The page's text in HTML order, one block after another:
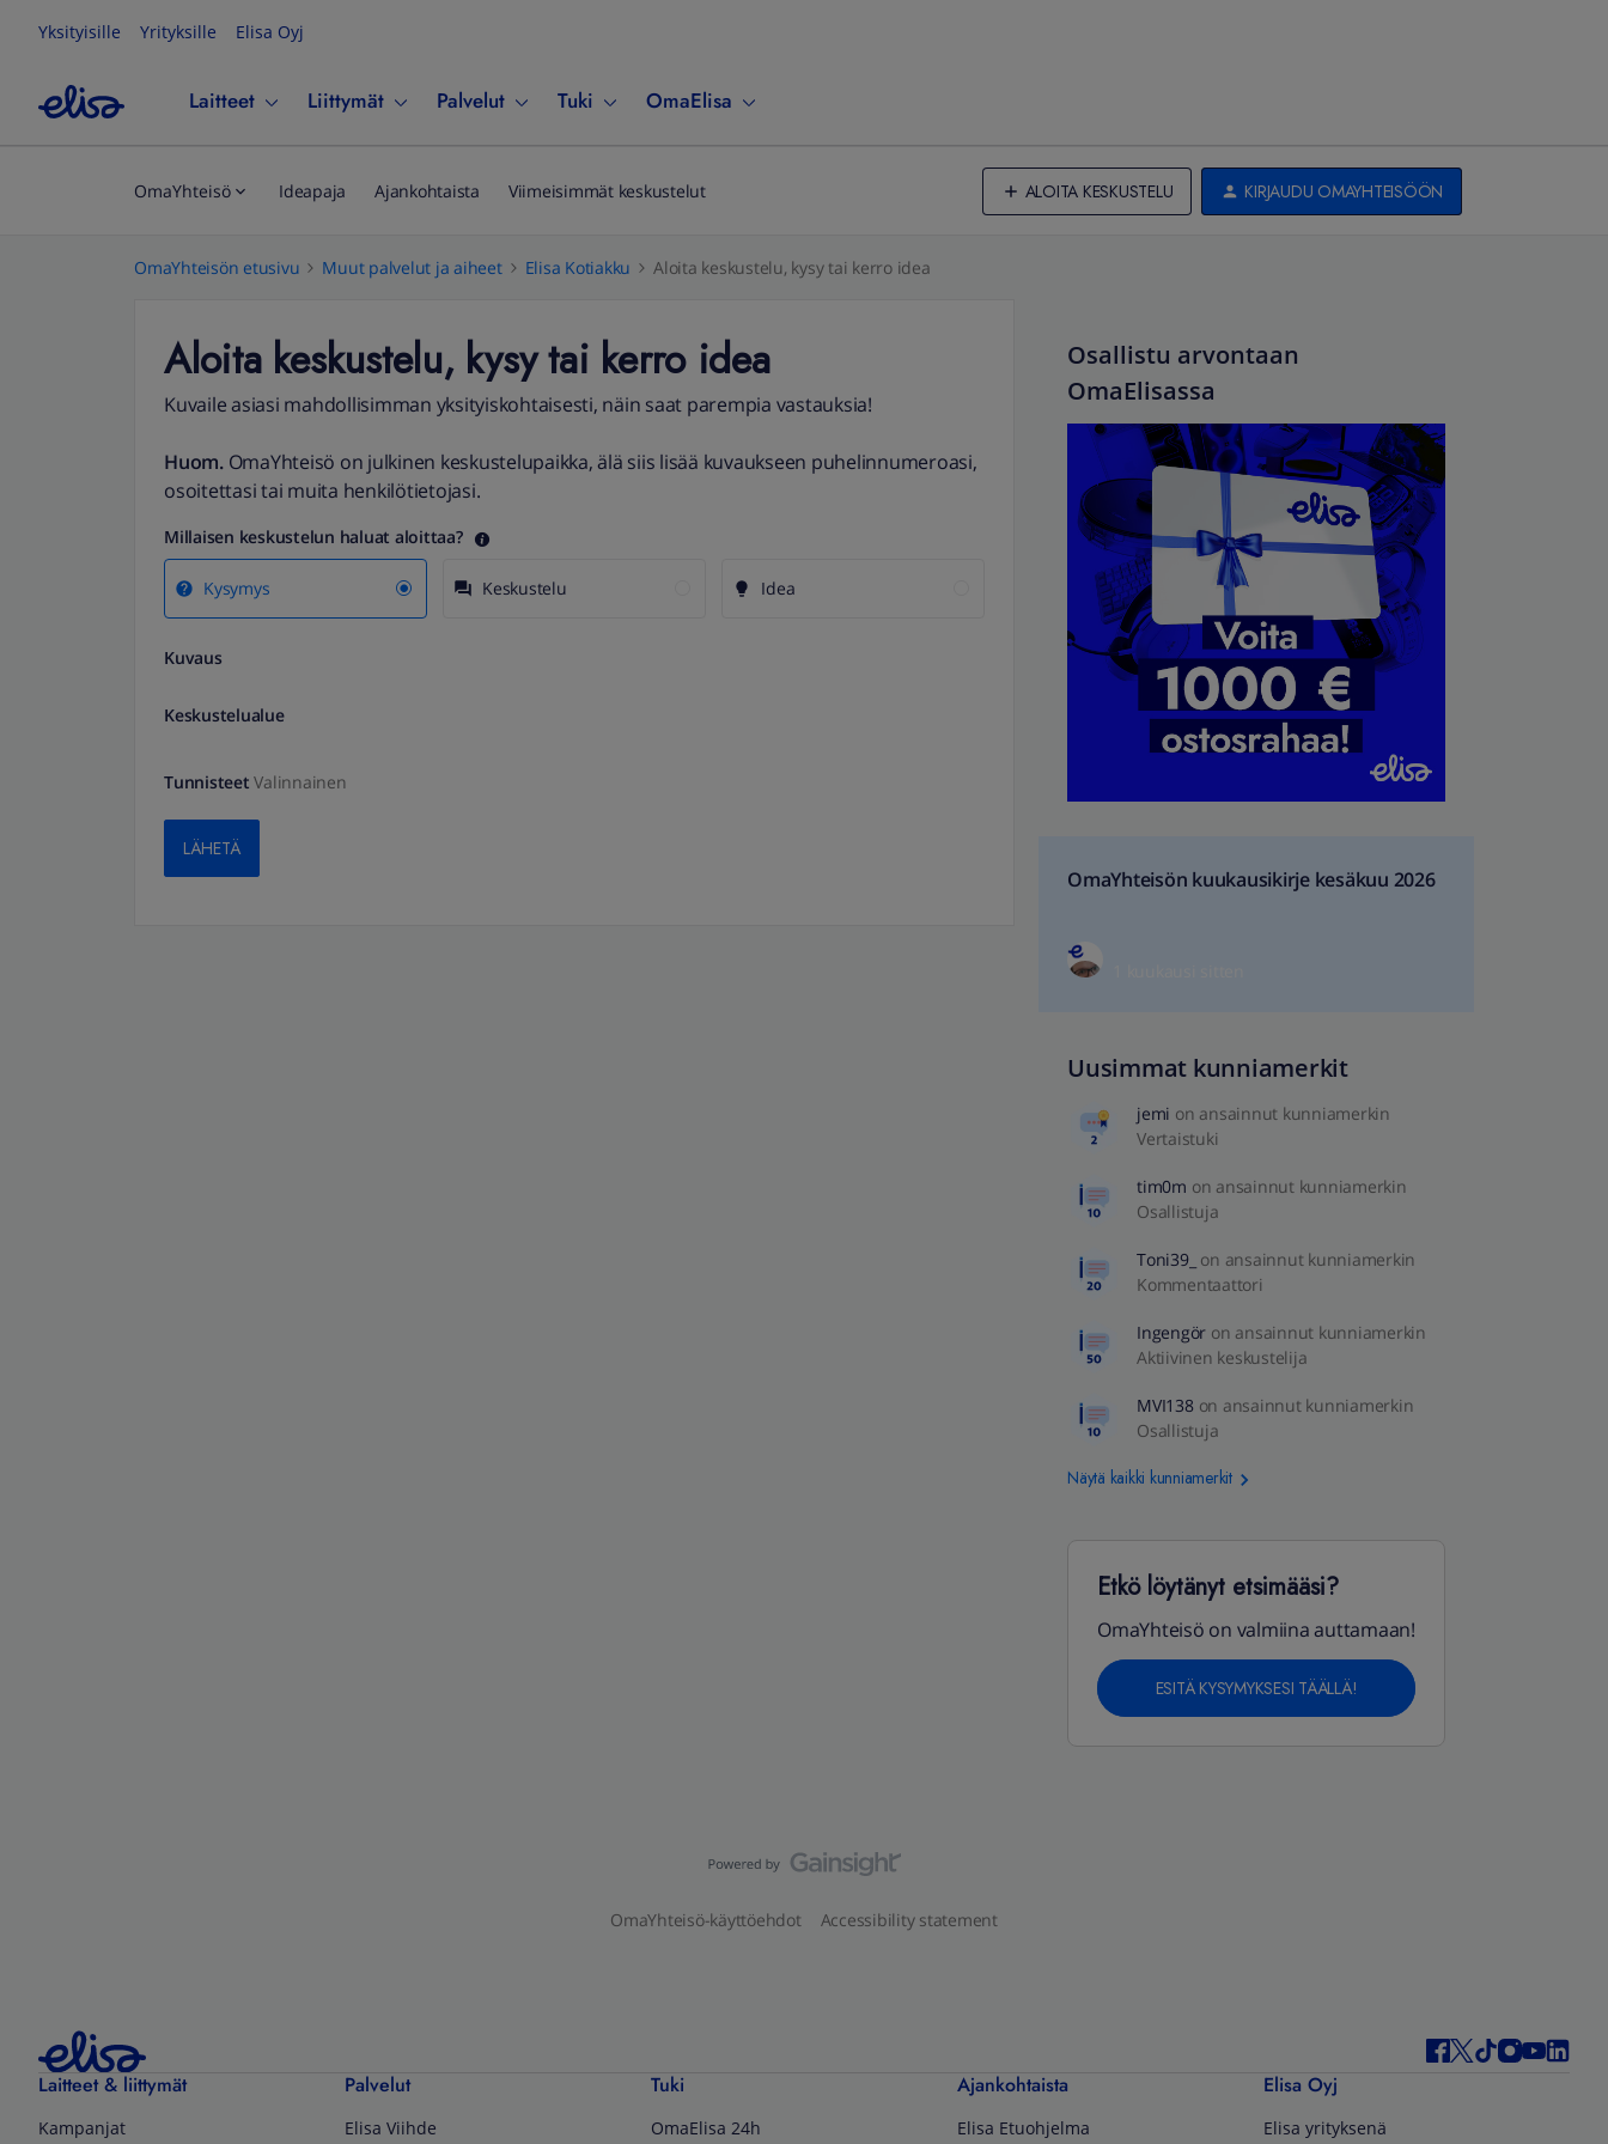
Yksityisille Yrityksille Elisa Oyj
Laitteet Liittymät Palvelut Tuki OmaElisa
OmaYhteisö Ideapaja Ajankohtaista Viimeisimmät keskustelut ALOITA KESKUSTELU KIRJAUDU OMAYHTEISÖÖN
OmaYhteisön etusivu Muut palvelut ja aiheet Elisa Kotiakku Aloita keskustelu, kysy tai kerro idea
Aloita keskustelu, kysy tai kerro idea
Kuvaile asiasi mahdollisimman yksityiskohtaisesti, näin saat parempia vastauksia!
Huom.OmaYhteisö on julkinen keskustelupaikka, älä siis lisää kuvaukseen puhelinnumeroasi,
osoitettasi tai muita henkilötietojasi.
Millaisen keskustelun haluat aloittaa?
Kysymys Keskustelu Idea
Kuvaus
Keskustelualue
TunnisteetValinnainen
LÄHETÄ
Osallistu arvontaan
OmaElisassa
OmaYhteisön kuukausikirje kesäkuu 2026
Uusimmat kunniamerkit
jemi on ansainnut kunniamerkin
Vertaistuki
tim0m on ansainnut kunniamerkin
Osallistuja
Toni39_ on ansainnut kunniamerkin
Kommentaattori
Ingengör on ansainnut kunniamerkin
Aktiivinen keskustelija
MVI138 on ansainnut kunniamerkin
Osallistuja
Näytä kaikki kunniamerkit
Etkö löytänyt etsimääsi?
OmaYhteisö on valmiina auttamaan!
ESITÄ KYSYMYKSESI TÄÄLLÄ!
OmaYhteisö-käyttöehdot Accessibility statement
Laitteet & liittymät
Kampanjat
Palvelut
Elisa Viihde
Tuki
OmaElisa 24h
Ajankohtaista
Elisa Etuohjelma
Elisa Oyj
Elisa yrityksenä